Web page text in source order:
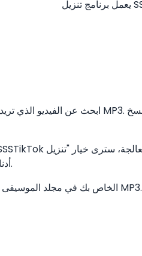
أدناه. انقر على هذا الخيار، وسيبدأ التنزيل.
بعد التنزيل، سيتم حفظ فيديو MP3 الخاص بك في مجلد الموسيقى أو MP3.